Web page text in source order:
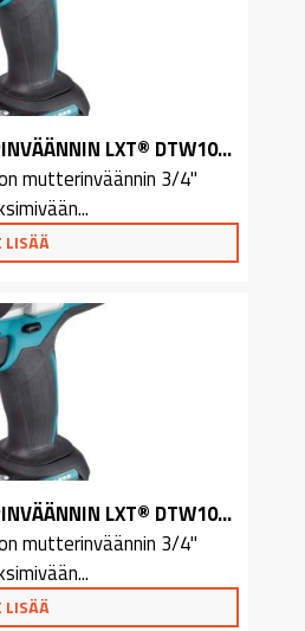
MAKITA ISKEVÄ MUTTERINVÄÄNNIN LXT® DTW1001RTJ
mutterinväännin 3/4"
LISÄÄ
MAKITA ISKEVÄ MUTTERINVÄÄNNIN LXT® DTW1001Z
mutterinväännin 3/4"
LISÄÄ